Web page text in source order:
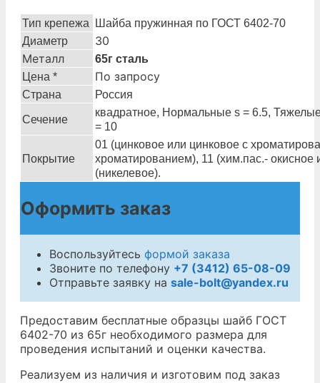
Тип крепежа
Шайба пружинная по ГОСТ 6402-70
Диаметр
30
Металл
65г сталь
Цена *
По запросу
Страна Россия
Сечение
квадратное, Нормальные s = 6.5,
= 10
Покрытие
01 (цинковое или цинковое с
хроматированием), 11 (хим.пас.- окисное
(никелевое).
Оформить заказ
Воспользуйтесь формой заказа
Звоните по телефону +7 (3412) 65-08-09
Отправьте заявку на sale-bolt@yandex.ru
Предоставим бесплатные образцы шайб ГОСТ
6402-70 из 65г необходимого размера для
проведения испытаний и оценки качества.
Реализуем из наличия и изготовим под заказ